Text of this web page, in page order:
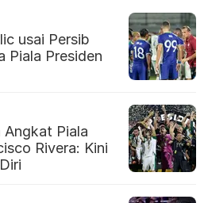
usai Persib
Piala Presiden
Angkat Piala
Rivera: Kini